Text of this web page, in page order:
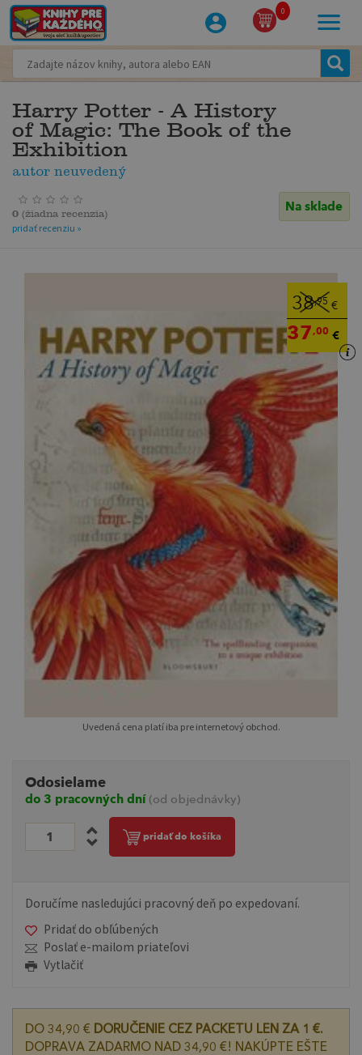
0
Harry Potter - A History
of Magic: The Book of the
Exhibition
autor neuvedený
Na sklade
0 (žiadna recenzia)
pridať recenziu »
38,95 €
37,00 €
Uvedená cena platí iba pre internetový obchod.
Odosielame
do 3 pracovných dní (od objednávky)
pridať do košíka
Doručíme nasledujúci pracovný deň po expedovaní.
Pridať do obľúbených
Poslať e-mailom priateľovi
Vytlačiť
DO 34,90 € DORUČENIE CEZ PACKETU LEN ZA 1 €.
DOPRAVA ZADARMO NAD 34,90 €! NAKÚPTE EŠTE